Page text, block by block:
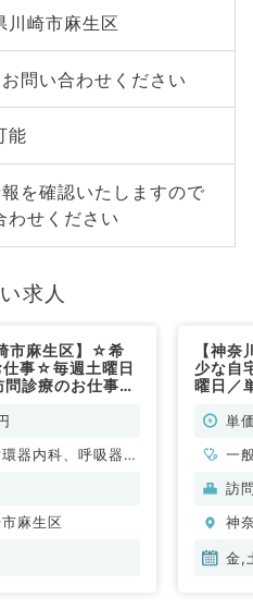
川崎市麻生区
問い合わせください
能
を確認いたしますので
わせください
求人
市麻生区】☆希
事☆毎週土曜日
診療のお仕事
器内科、呼吸器内
、内分泌・代謝内
麻生区
【神
少な自
曜日／
系／非
単
一
科
訪
神
金,